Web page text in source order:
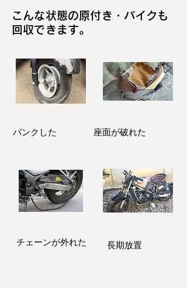
こんな状態の原付き・バイクも
回収できます。
パンクした 座面が破れた
​チェーンが外れた 長期放置